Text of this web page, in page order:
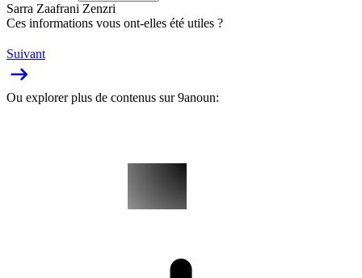
Sarra Zaafrani Zenzri
Ces informations vous ont-elles été utiles ?
Suivant
Ou explorer plus de contenus sur 9anoun: